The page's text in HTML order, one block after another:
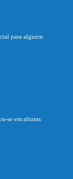
para alguém
se em alturas